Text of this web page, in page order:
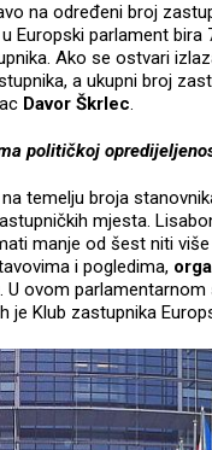
na određeni broj
Europski parlament bira
Ako se ostvari
a ukupni broj
Davor Škrlec.
političkoj
temelju broja
mjesta.
manje od šest niti
i pogledima,
ovom
je Klub zastupnika